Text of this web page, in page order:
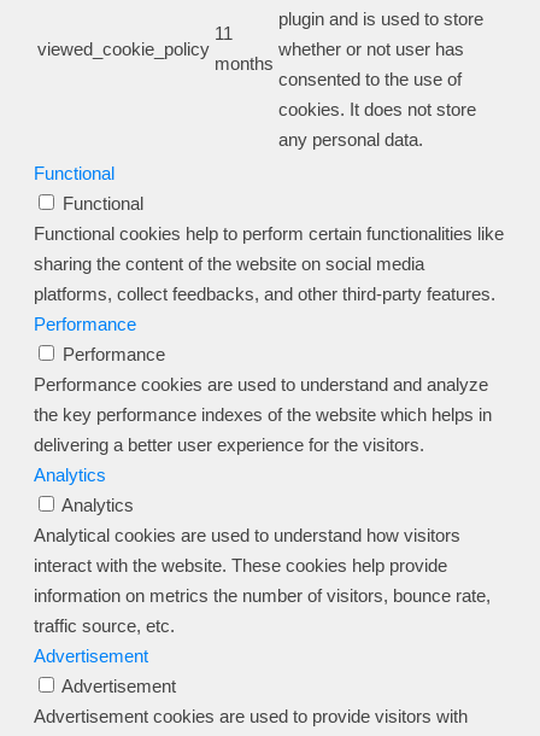
viewed_cookie_policy
11
months
plugin and is used to store
whether or not user has
consented to the use of
cookies. It does not store
any personal data.
Functional
Functional
Functional cookies help to perform certain functionalities like
sharing the content of the website on social media
platforms, collect feedbacks, and other third-party features.
Performance
Performance
Performance cookies are used to understand and analyze
the key performance indexes of the website which helps in
delivering a better user experience for the visitors.
Analytics
Analytics
Analytical cookies are used to understand how visitors
interact with the website. These cookies help provide
information on metrics the number of visitors, bounce rate,
traffic source, etc.
Advertisement
Advertisement
Advertisement cookies are used to provide visitors with